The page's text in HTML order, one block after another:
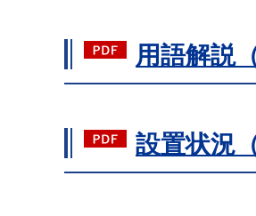
用語解説
設置状況